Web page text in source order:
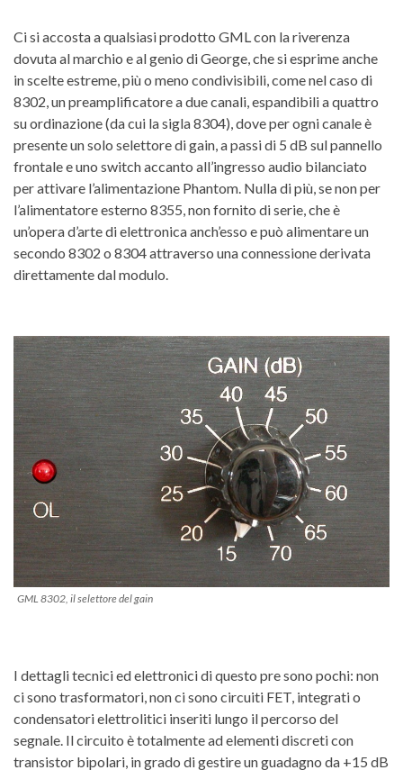
Ci si accosta a qualsiasi prodotto GML con la riverenza
dovuta al marchio e al genio di George, che si esprime anche
in scelte estreme, più o meno condivisibili, come nel caso di
8302, un preamplificatore a due canali, espandibili a quattro
su ordinazione (da cui la sigla 8304), dove per ogni canale è
presente un solo selettore di gain, a passi di 5 dB sul pannello
frontale e uno switch accanto all’ingresso audio bilanciato
per attivare l’alimentazione Phantom. Nulla di più, se non per
l’alimentatore esterno 8355, non fornito di serie, che è
un’opera d’arte di elettronica anch’esso e può alimentare un
secondo 8302 o 8304 attraverso una connessione derivata
direttamente dal modulo.
GML 8302, il selettore del gain
I dettagli tecnici ed elettronici di questo pre sono pochi: non
ci sono trasformatori, non ci sono circuiti FET, integrati o
condensatori elettrolitici inseriti lungo il percorso del
segnale. Il circuito è totalmente ad elementi discreti con
transistor bipolari, in grado di gestire un guadagno da +15 dB